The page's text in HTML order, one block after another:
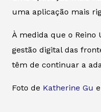
uma aplicação mais
À medida que o Reino
gestão digital das
têm de continuar a
Foto de Katherine Gu